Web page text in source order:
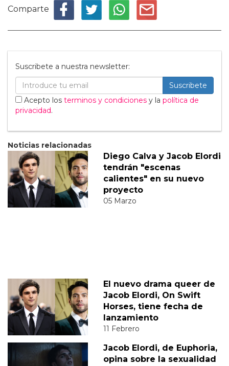
Comparte
Suscribete a nuestra newsletter:
Suscribete
Acepto los terminos y condiciones y la política de
privacidad.
Noticias relacionadas
Diego Calva y Jacob Elordi
tendrán "escenas
calientes" en su nuevo
proyecto
05 Marzo
El nuevo drama queer de
Jacob Elordi, On Swift
Horses, tiene fecha de
lanzamiento
11 Febrero
Jacob Elordi, de Euphoria,
opina sobre la sexualidad